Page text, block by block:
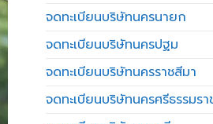
จดทะเบียนบริษัทนครนายก
จดทะเบียนบริษัทนครปฐม
จดทะเบียนบริษัทนครราชสีมา
จดทะเบียนบริษัทนครศรีธรรมรา